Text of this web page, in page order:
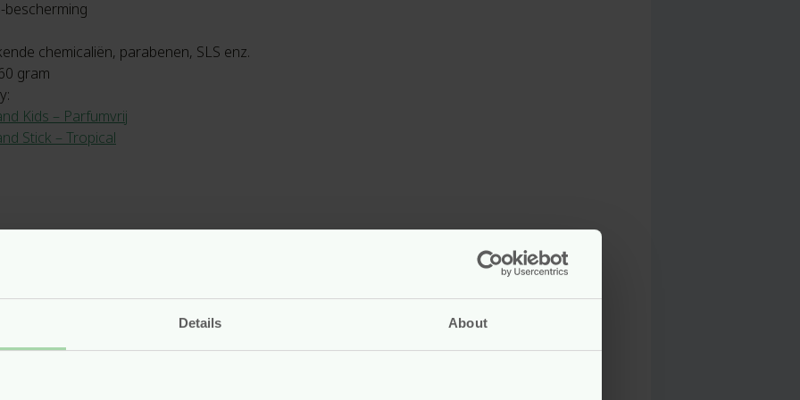
Details About
bescherming
chemicaliën, parabenen, SLS enz.
gram
Kids – Parfumvrij
Stick – Tropical
aan de zon. Smeer gelijkmatig uit; dit kan een krachtigere wrijving vereisen. Zie je nog
Breng eventueel met ‘stippen’ op de huid aan en wrijf uit. Herhaal minstens elke twee uur.
het water of hevig zweten en onmiddellijk na het afdrogen.
: Vitis Vinifera (Grape) Seed Oil, Caprylic/Capric Triglyceride, Cocos Nucifera (Coconut) Oil,
Oil, Polyhydroxystearic Acid, Helianthus Annuus (Sunflower) Seed Wax, Behenyl Behenate,